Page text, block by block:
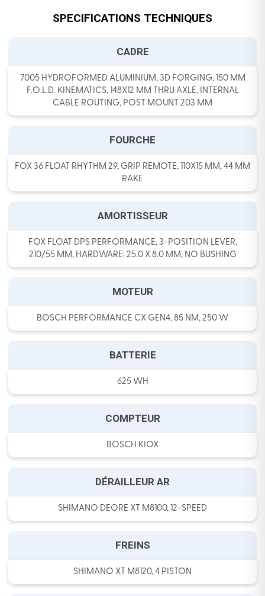
SPECIFICATIONS TECHNIQUES
CADRE
7005 HYDROFORMED ALUMINIUM, 3D FORGING, 150 MM
F.O.L.D. KINEMATICS, 148X12 MM THRU AXLE, INTERNAL
CABLE ROUTING, POST MOUNT 203 MM
FOURCHE
FOX 36 FLOAT RHYTHM 29, GRIP REMOTE, 110X15 MM, 44 MM
RAKE
AMORTISSEUR
FOX FLOAT DPS PERFORMANCE, 3-POSITION LEVER,
210/55 MM, HARDWARE: 25.0 X 8.0 MM, NO BUSHING
MOTEUR
BOSCH PERFORMANCE CX GEN4, 85 NM, 250 W
BATTERIE
625 WH
COMPTEUR
BOSCH KIOX
DÉRAILLEUR AR
SHIMANO DEORE XT M8100, 12-SPEED
FREINS
SHIMANO XT M8120, 4 PISTON